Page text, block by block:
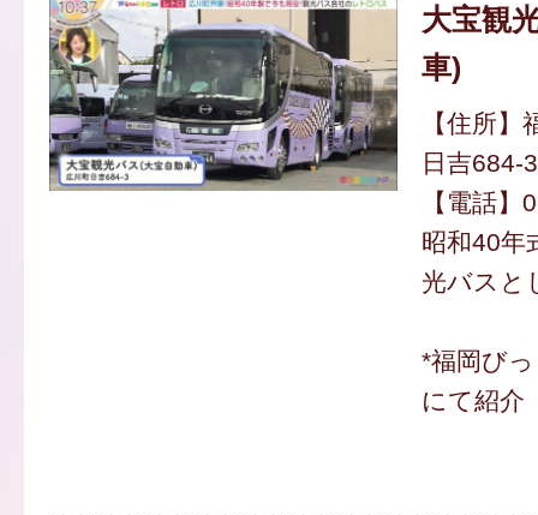
大宝観
車)
【住所
日吉684-3
【電話
昭和40年
光バスと
*福岡び
にて紹介